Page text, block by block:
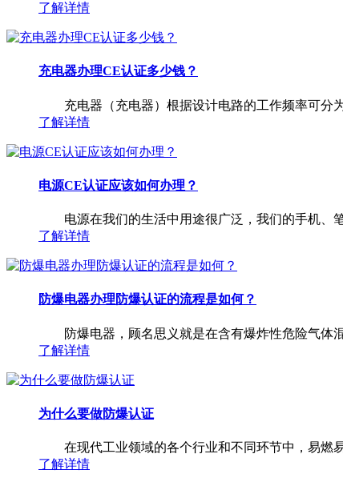
了解详情
充电器办理CE认证多少钱？
充电器（充电器）根据设计电路的工作频率可分为
了解详情
电源CE认证应该如何办理？
电源在我们的生活中用途很广泛，我们的手机、
了解详情
防爆电器办理防爆认证的流程是如何？
防爆电器，顾名思义就是在含有爆炸性危险气体混
了解详情
为什么要做防爆认证
在现代工业领域的各个行业和不同环节中，易燃易
了解详情